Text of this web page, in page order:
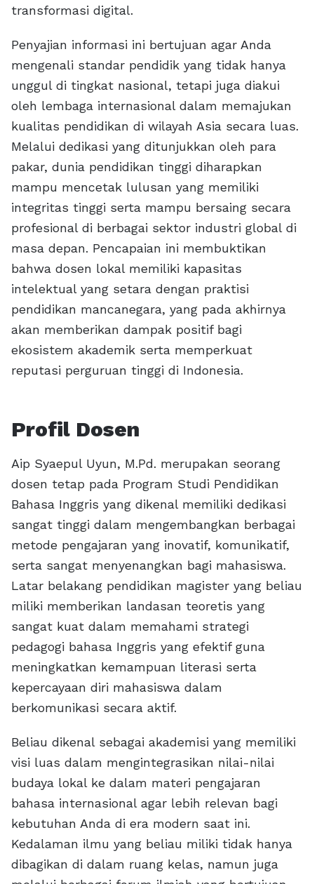
transformasi digital.
Penyajian informasi ini bertujuan agar Anda
mengenali standar pendidik yang tidak hanya
unggul di tingkat nasional, tetapi juga diakui
oleh lembaga internasional dalam memajukan
kualitas pendidikan di wilayah Asia secara luas.
Melalui dedikasi yang ditunjukkan oleh para
pakar, dunia pendidikan tinggi diharapkan
mampu mencetak lulusan yang memiliki
integritas tinggi serta mampu bersaing secara
profesional di berbagai sektor industri global di
masa depan. Pencapaian ini membuktikan
bahwa dosen lokal memiliki kapasitas
intelektual yang setara dengan praktisi
pendidikan mancanegara, yang pada akhirnya
akan memberikan dampak positif bagi
ekosistem akademik serta memperkuat
reputasi perguruan tinggi di Indonesia.
Profil Dosen
Aip Syaepul Uyun, M.Pd. merupakan seorang
dosen tetap pada Program Studi Pendidikan
Bahasa Inggris yang dikenal memiliki dedikasi
sangat tinggi dalam mengembangkan berbagai
metode pengajaran yang inovatif, komunikatif,
serta sangat menyenangkan bagi mahasiswa.
Latar belakang pendidikan magister yang beliau
miliki memberikan landasan teoretis yang
sangat kuat dalam memahami strategi
pedagogi bahasa Inggris yang efektif guna
meningkatkan kemampuan literasi serta
kepercayaan diri mahasiswa dalam
berkomunikasi secara aktif.
Beliau dikenal sebagai akademisi yang memiliki
visi luas dalam mengintegrasikan nilai-nilai
budaya lokal ke dalam materi pengajaran
bahasa internasional agar lebih relevan bagi
kebutuhan Anda di era modern saat ini.
Kedalaman ilmu yang beliau miliki tidak hanya
dibagikan di dalam ruang kelas, namun juga